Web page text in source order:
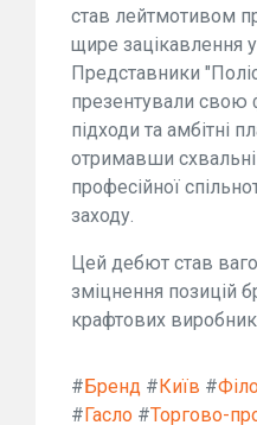
став лейтмотивом
щире зацікавлення у
Представники
презентували свою
підходи та амбітні
отримавши схвальні
професійної
заходу.
Цей дебют став
зміцнення позицій
крафтових
#Бренд #Київ #
#Гасло #Торгово-